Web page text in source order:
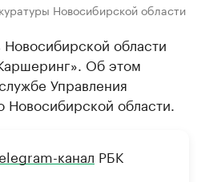
Новосибирской области
области
Об этом
Управления
Новосибирской области.
канал РБК